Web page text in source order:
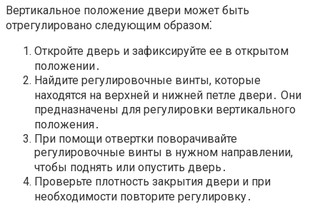
Вертикальное положение двери может быть
отрегулировано следующим образом⁚
Откройте дверь и зафиксируйте ее в открытом
положении․
Найдите регулировочные винты, которые
находятся на верхней и нижней петле двери․ Они
предназначены для регулировки вертикального
положения․
При помощи отвертки поворачивайте
регулировочные винты в нужном направлении,
чтобы поднять или опустить дверь․
Проверьте плотность закрытия двери и при
необходимости повторите регулировку․